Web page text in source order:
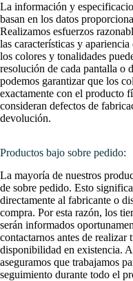
La información y
basan en los datos
Realizamos esfuerzos
las características y
los colores y tonalidades
resolución de cada pantalla o
podemos garantizar que los
exactamente con el producto
consideran defectos de
devolución.
Productos bajo sobre pedido:
La mayoría de nuestros
de sobre pedido. Esto
directamente al fabricante o
compra. Por esta razón, los
serán informados
contactarnos antes de
disponibilidad en existencia.
aseguramos que trabajamos
seguimiento durante todo el